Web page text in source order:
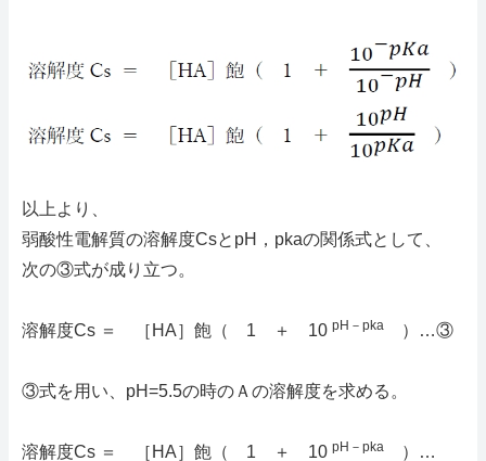
以上より、
弱酸性電解質の溶解度CsとpH，pkaの関係式として、
次の③式が成り立つ。
溶解度Cs ＝ ［HA］飽（ 1 ＋ 10 pH－pka ）…③
③式を用い、pH=5.5の時のＡの溶解度を求める。
溶解度Cs ＝ ［HA］飽（ 1 ＋ 10 pH－pka ）…